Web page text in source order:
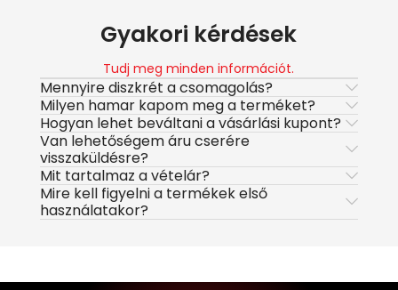
Gyakori kérdések
Tudj meg minden információt.
Mennyire diszkrét a csomagolás?
Milyen hamar kapom meg a terméket?
Hogyan lehet beváltani a vásárlási kupont?
Van lehetőségem áru cserére
visszaküldésre?
Mit tartalmaz a vételár?
Mire kell figyelni a termékek első
használatakor?